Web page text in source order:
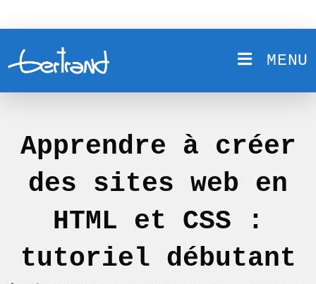
to
MENU
Apprendre à créer
des sites web en
HTML et CSS :
tutoriel débutant